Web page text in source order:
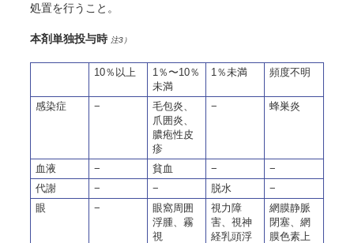
処置を行うこと。
本剤単独投与時 注3）
10％以上
1％〜10％
未満
1％未満 頻度不明
感染症 −
毛包炎、
爪囲炎、
膿疱性皮
疹
− 蜂巣炎
血液 − 貧血 −
−
代謝
− − 脱水
−
眼
−
眼窩周囲
浮腫、霧
視
視力障
害、視神
経乳頭浮
網膜静脈
閉塞、網
膜色素上